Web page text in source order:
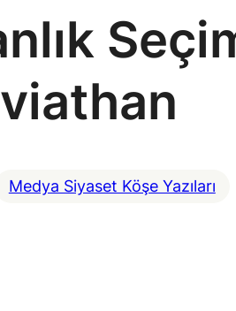
Medya Siyaset Köşe Yazıları